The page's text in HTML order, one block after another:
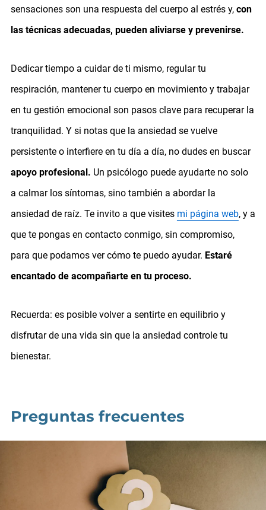
sensaciones son una respuesta del cuerpo al estrés y, con
las técnicas adecuadas, pueden aliviarse y prevenirse.
Dedicar tiempo a cuidar de ti mismo, regular tu
respiración, mantener tu cuerpo en movimiento y trabajar
en tu gestión emocional son pasos clave para recuperar la
tranquilidad. Y si notas que la ansiedad se vuelve
persistente o interfiere en tu día a día, no dudes en buscar
apoyo profesional. Un psicólogo puede ayudarte no solo
a calmar los síntomas, sino también a abordar la
ansiedad de raíz. Te invito a que visites mi página web, y a
que te pongas en contacto conmigo, sin compromiso,
para que podamos ver cómo te puedo ayudar. Estaré
encantado de acompañarte en tu proceso.
Recuerda: es posible volver a sentirte en equilibrio y
disfrutar de una vida sin que la ansiedad controle tu
bienestar.
Preguntas frecuentes